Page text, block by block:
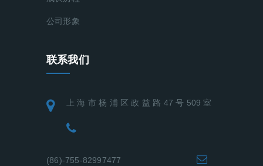
公司形象
联系我们
上 海 市 杨 浦 区 政 益 路 47 号 509 室
(86)-755-82997477